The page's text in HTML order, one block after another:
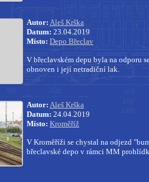
Autor: Aleš Krška
Datum: 23.04.2019
Místo: Depo Břeclav
V břeclavském depu byla na odporu
obnoven i její netradiční lak.
Autor: Aleš Krška
Datum: 24.04.2019
Místo: Kroměříž
V Kroměříži se chystal na odjezd
břeclavské depo v rámci MM